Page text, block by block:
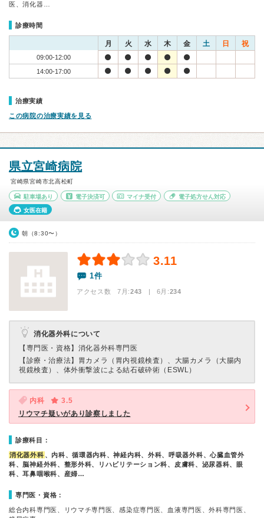
医、消化器…
診療時間
月 火 水 木 金 土 日 祝
09:00-12:00
14:00-17:00
治療実績
この病院の治療実績を見る
県立宮崎病院
宮崎県宮崎市北高松町
駐車場あり 電子決済可 マイナ受付 電子処方せん対応
女医在籍
朝（8:30〜）
3.11
1件
アクセス数 7月:243 | 6月:234
消化器外科について
【専門医・資格】 消化器外科専門医
【診療・治療法】 胃カメラ（胃内視鏡検査）、大腸カメラ（大腸内
視鏡検査）、体外衝撃波による結石破砕術（ESWL）
内科
3.5
リウマチ疑いがあり診察しました
診療科目：
消化器外科 、内科、循環器内科、神経内科、外科、呼吸器外科、心臓血管外
科、脳神経外科、整形外科、リハビリテーション科、皮膚科、泌尿器科、眼
科、耳鼻咽喉科、産婦…
専門医・資格：
総合内科専門医、リウマチ専門医、感染症専門医、血液専門医、外科専門医、